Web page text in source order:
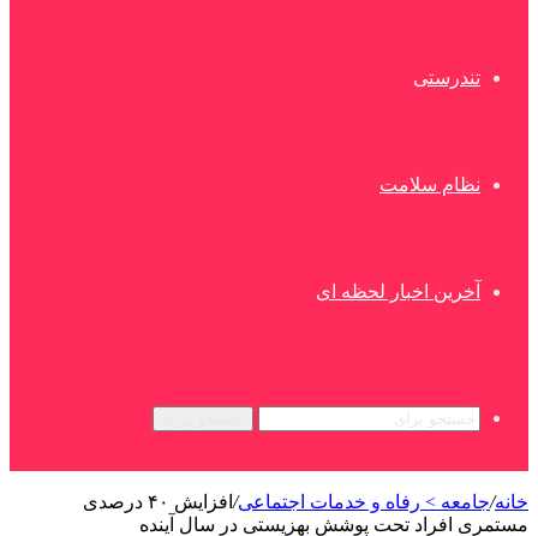
تندرستی
نظام سلامت
آخرین اخبار لحظه ای
خانه/جامعه > رفاه و خدمات اجتماعی/
افزایش ۴۰ درصدی
مستمری‌ افراد تحت پوشش بهزیستی در سال آینده